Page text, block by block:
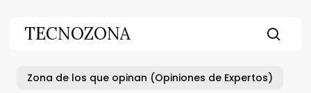
TECNOZONA
Zona de los que opinan (Opiniones de Expertos)